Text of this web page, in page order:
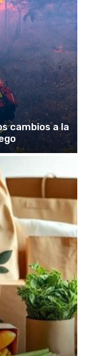
cambios a la